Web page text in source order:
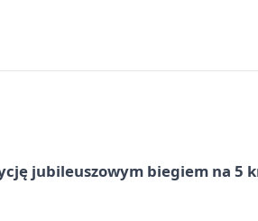
jubileuszowym biegiem na 5